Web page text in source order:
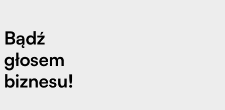
Bądź
głosem
biznesu!